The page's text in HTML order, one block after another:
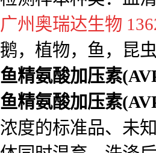
鱼精氨酸加压素
浓度的标准品、未
体同时温育。洗涤
物，然后加入底物
度呈比例关系。
鱼精氨酸加压素